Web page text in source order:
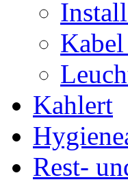
Kahlert
Rest-